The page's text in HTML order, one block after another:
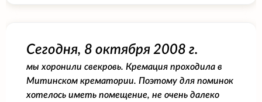
Сегодня, 8 октября 2008 г.
мы хоронили свекровь. Кремация проходила в
Митинском крематории. Поэтому для поминок
хотелось иметь помещение, не очень далеко